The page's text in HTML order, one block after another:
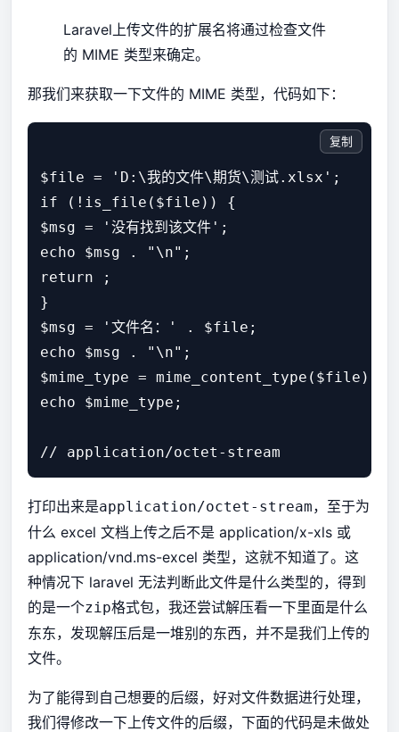
Laravel上传文件的扩展名将通过检查文件
的 MIME 类型来确定。
那我们来获取一下文件的 MIME 类型，代码如下：
$file = 'D:\我的文件\期货\测试.xlsx';
if (!is_file($file)) {
$msg = '没有找到该文件';
echo $msg . "\n";
return ;
}
$msg = '文件名：' . $file;
echo $msg . "\n";
$mime_type = mime_content_type($file);
echo $mime_type;
复制
打印出来是application/octet-stream，至于为
什么 excel 文档上传之后不是 application/x-xls 或
application/vnd.ms-excel 类型，这就不知道了。这
种情况下 laravel 无法判断此文件是什么类型的，得到
的是一个zip格式包，我还尝试解压看一下里面是什么
东东，发现解压后是一堆别的东西，并不是我们上传的
文件。
为了能得到自己想要的后缀，好对文件数据进行处理，
我们得修改一下上传文件的后缀，下面的代码是未做处